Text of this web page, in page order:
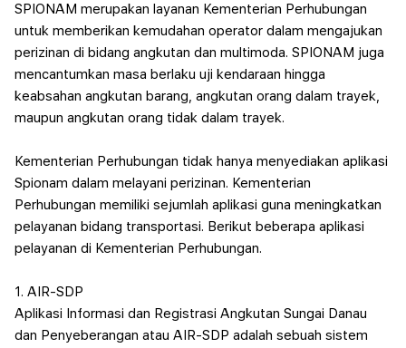
SPIONAM merupakan layanan Kementerian Perhubungan
untuk memberikan kemudahan operator dalam mengajukan
perizinan di bidang angkutan dan multimoda. SPIONAM juga
mencantumkan masa berlaku uji kendaraan hingga
keabsahan angkutan barang, angkutan orang dalam trayek,
maupun angkutan orang tidak dalam trayek.
Kementerian Perhubungan tidak hanya menyediakan aplikasi
Spionam dalam melayani perizinan. Kementerian
Perhubungan memiliki sejumlah aplikasi guna meningkatkan
pelayanan bidang transportasi. Berikut beberapa aplikasi
pelayanan di Kementerian Perhubungan.
1. AIR-SDP
Aplikasi Informasi dan Registrasi Angkutan Sungai Danau
dan Penyeberangan atau AIR-SDP adalah sebuah sistem